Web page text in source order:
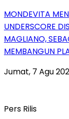
MONDEVITA
UNDERSCORE
MAGLIANO,
MEMBANGUN
Jumat, 7 Agu
Pers Rilis